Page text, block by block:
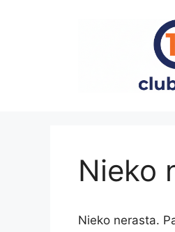
Nieko
Nieko nerasta.